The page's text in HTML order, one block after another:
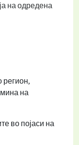
на одредена
регион,
на
во појаси на